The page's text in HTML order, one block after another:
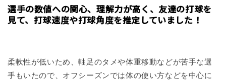
選手の数値への関心、理解力が高く、友達の打球を
見て、打球速度や打球角度を推定していました！
柔軟性が低いため、軸足のタメや体重移動などが苦手な選
手もいたので、オフシーズンでは体の使い方などを中心に